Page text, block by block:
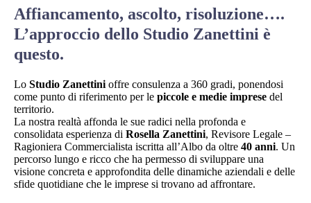
Affiancamento, ascolto, risoluzione….
L’approccio dello Studio Zanettini è
questo.
Lo Studio Zanettini offre consulenza a 360 gradi, ponendosi
come punto di riferimento per le piccole e medie imprese del
territorio.
La nostra realtà affonda le sue radici nella profonda e
consolidata esperienza di Rosella Zanettini, Revisore Legale –
Ragioniera Commercialista iscritta all’Albo da oltre 40 anni. Un
percorso lungo e ricco che ha permesso di sviluppare una
visione concreta e approfondita delle dinamiche aziendali e delle
sfide quotidiane che le imprese si trovano ad affrontare.